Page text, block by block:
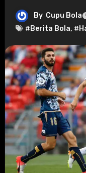
By Cupu Bola
#Berita Bola,